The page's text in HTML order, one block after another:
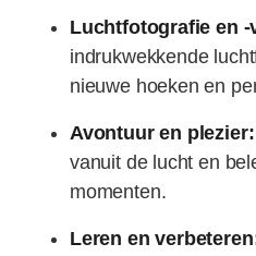
Luchtfotografie en -
indrukwekkende
nieuwe hoeken en
Avontuur en plezier:
vanuit de lucht en
momenten.
Leren en